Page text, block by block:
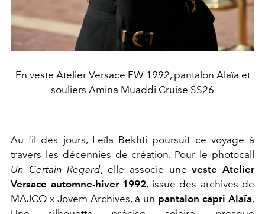
En veste Atelier Versace FW 1992, pantalon Alaïa et
souliers Amina Muaddi Cruise SS26
Au fil des jours, Leïla Bekhti poursuit ce voyage à
travers les décennies de création. Pour le photocall
Un Certain Regard, elle associe uneveste Atelier
Versace automne-hiver 1992, issue des archives de
MAJCO x Jovem Archives, à un pantalon capri Alaïa.